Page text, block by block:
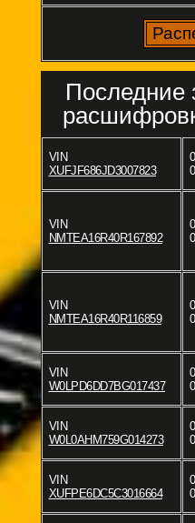
Последние
VIN
XUFJF686JD3007823
VIN
NMTEA16R40R167892
VIN
NMTEA16R40R116859
VIN
W0LPD6DD7BG017437
VIN
W0L0AHM759G014273
VIN
XUFPE6DC5C3016664